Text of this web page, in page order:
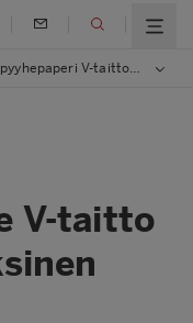
V-taitto, Zig Zag
V-taitto